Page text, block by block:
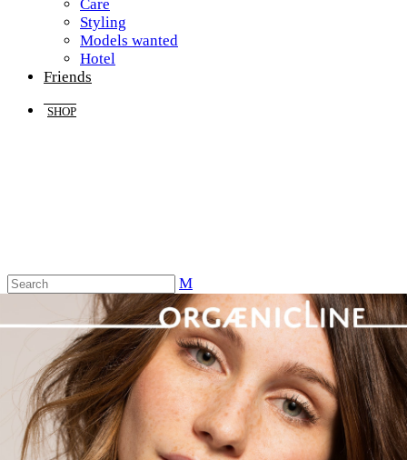
Care
Styling
Models wanted
Hotel
Friends
SHOP